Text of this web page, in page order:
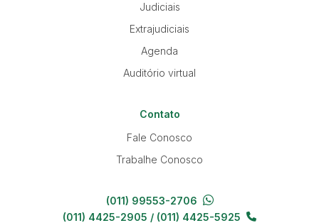
Judiciais
Extrajudiciais
Agenda
Auditório virtual
Contato
Fale Conosco
Trabalhe Conosco
(011) 99553-2706
(011) 4425-2905 / (011) 4425-5925